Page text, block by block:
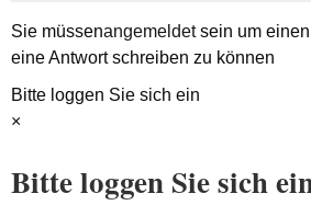
Sie müssenangemeldetsein um
eine Antwort schreiben zu können
Bitte loggen Sie sich ein
×
Bitte loggen Sie sich